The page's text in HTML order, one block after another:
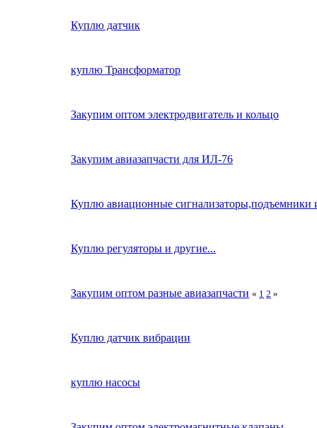
Куплю датчик
куплю Трансформатор
Закупим оптом электродвигатель и кольцо
Закупим авиазапчасти для ИЛ-76
Куплю авиационные сигнализаторы,подъемники
Куплю регуляторы и другие...
Закупим оптом разные авиазапчасти « 1 2 »
Куплю датчик вибрации
куплю насосы